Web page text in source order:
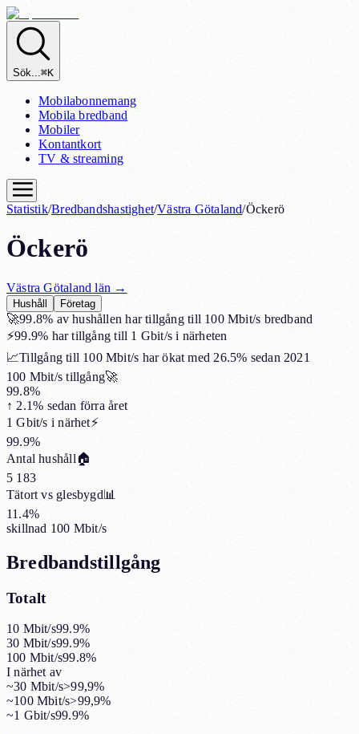
Sök...⌘K
Mobilabonnemang
Mobila bredband
Mobiler
Kontantkort
TV & streaming
Statistik/Bredbandshastighet/Västra Götaland/Öckerö
Öckerö
Västra Götaland län →
Hushåll Företag
🚀99.8% av hushållen har tillgång till 100 Mbit/s bredband
⚡99.9% har tillgång till 1 Gbit/s i närheten
📈Tillgång till 100 Mbit/s har ökat med 26.5% sedan 2021
100 Mbit/s tillgång🚀
99.8%
↑ 2.1% sedan förra året
1 Gbit/s i närhet⚡
99.9%
Antal hushåll🏠
5 183
Tätort vs glesbygd 📊
11.4%
skillnad 100 Mbit/s
Bredbandstillgång
Totalt
10 Mbit/s99.9%
30 Mbit/s99.9%
100 Mbit/s99.8%
I närhet av
~30 Mbit/s>99,9%
~100 Mbit/s>99,9%
~1 Gbit/s99.9%